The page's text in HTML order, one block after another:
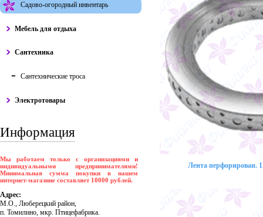
Садово-огородный инвентарь
Мебель для отдыха
Сантехника
Сантехнические троса
Электротовары
Информация
Мы работаем только с организациями и
индивидуальными предпринимателями!
Минимальная сумма покупки в нашем
интернет-магазине составляет 10000 рублей.
Адрес:
М.О., Люберецкий район,
п. Томилино, мкр. Птицефабрика.
Лента перфорирован.